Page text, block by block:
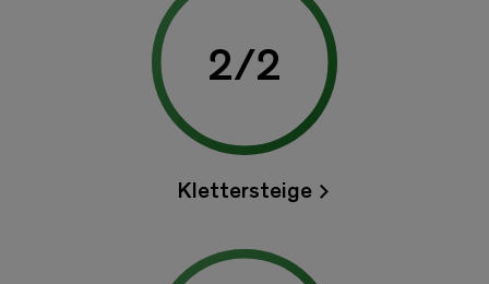
2/2
Klettersteige